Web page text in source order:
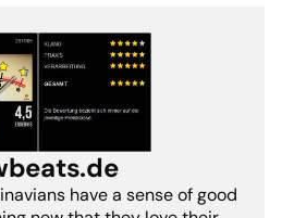
have a sense of good